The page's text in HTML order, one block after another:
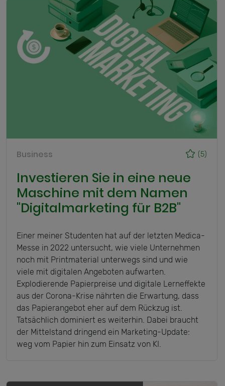
(5)
Business
Investieren Sie in eine neue
Maschine mit dem Namen
"Digitalmarketing für B2B"
Einer meiner Studenten hat auf der letzten Medica-
Messe in 2022 untersucht, wie viele Unternehmen
noch mit Printmaterial unterwegs sind und wie
viele mit digitalen Angeboten aufwarten.
Explodierende Papierpreise und digitale Lerneffekte
aus der Corona-Krise nährten die Erwartung, dass
das Papierangebot eher auf dem Rückzug ist.
Tatsächlich dominiert es weiterhin. Dabei braucht
der Mittelstand dringend ein Marketing-Update:
weg vom Papier hin zum Einsatz von KI.